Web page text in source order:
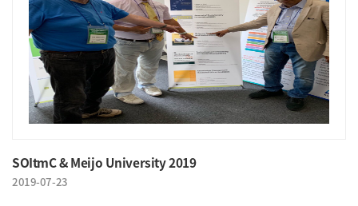
SOItmC & Meijo University 2019
2019-07-23